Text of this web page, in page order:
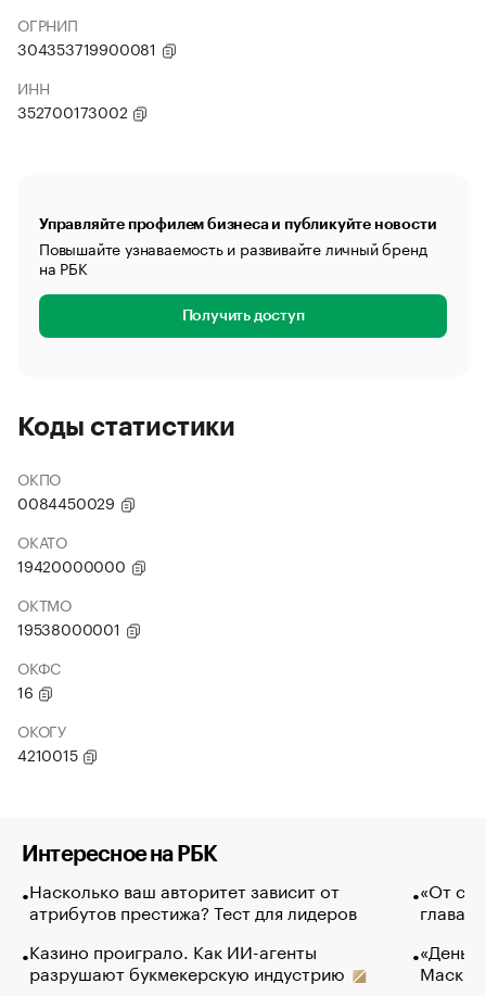
ОГРНИП
304353719900081
ИНН
352700173002
Управляйте профилем бизнеса и публикуйте новости
Повышайте узнаваемость и развивайте личный бренд
на РБК
Получить доступ
Коды статистики
ОКПО
0084450029
ОКАТО
19420000000
ОКТМО
19538000001
ОКФС
16
ОКОГУ
4210015
Интересное на РБК
Насколько ваш авторитет зависит от
атрибутов престижа? Тест для лидеров
Казино проиграло. Как ИИ-агенты
разрушают букмекерскую индустрию
«От
глава
Маск в